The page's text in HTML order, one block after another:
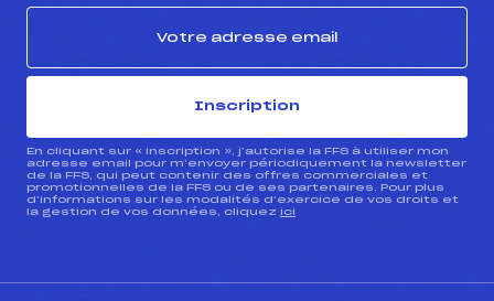
Inscription
En cliquant sur « inscription », j’autorise la FFS à utiliser mon
adresse email pour m’envoyer périodiquement la newsletter
de la FFS, qui peut contenir des offres commerciales et
promotionnelles de la FFS ou de ses partenaires. Pour plus
d’informations sur les modalités d’exercice de vos droits et
la gestion de vos données, cliquez ici